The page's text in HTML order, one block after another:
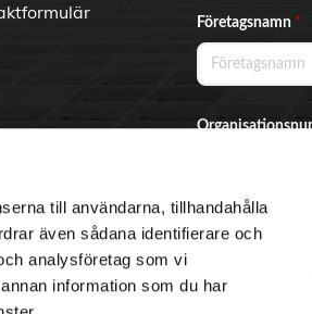
till användarna, tillhandahålla
även sådana identifierare och
analysföretag som vi
information som du har
Företagsnamn *
Ja, jag vill